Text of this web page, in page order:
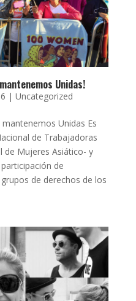
Unidas!
| Uncategorized
Unidas Es
de Trabajadoras
de Mujeres Asiático- y
de
de derechos de los